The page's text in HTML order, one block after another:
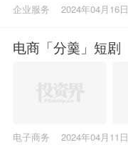
企业服务 2024年04月16日
电商「分羹」短剧
电子商务 2024年04月11日